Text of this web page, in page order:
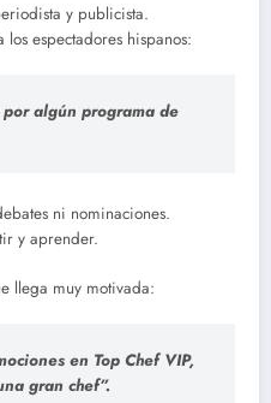
y publicista.
espectadores hispanos:
por algún programa de
ni nominaciones.
y aprender.
llega muy motivada:
en Top Chef VIP,
gran chef”.